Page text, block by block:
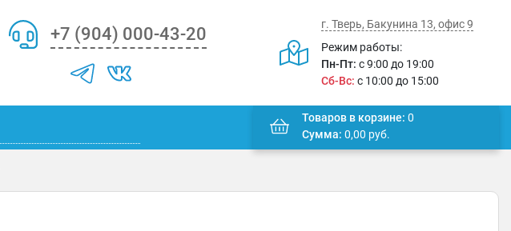
+7 (904) 000-43-20
г. Тверь, Бакунина 13, офис 9
Режим работы:
Пн-Пт: с 9:00 до 19:00
Сб-Вс: с 10:00 до 15:00
Товаров в корзине: 0
Сумма: 0,00 руб.